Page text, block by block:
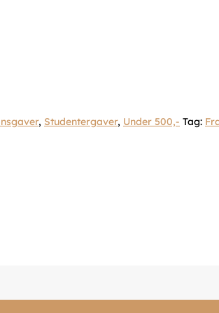
, Studentergaver, Under 500,- Tag: